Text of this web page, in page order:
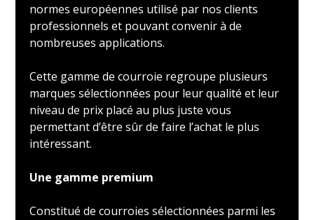
normes européennes utilisé par nos clients
professionnels et pouvant convenir à de
nombreuses applications.
Cette gamme de courroie regroupe plusieurs
marques sélectionnées pour leur qualité et leur
niveau de prix placé au plus juste vous
permettant d’être sûr de faire l’achat le plus
intéressant.
Une gamme premium
Constitué de courroies sélectionnées parmi les